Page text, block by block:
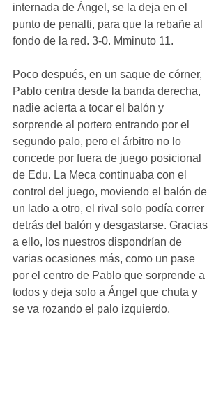
internada de Ángel, se la deja en el
punto de penalti, para que la rebañe al
fondo de la red. 3-0. Mminuto 11.
Poco después, en un saque de córner,
Pablo centra desde la banda derecha,
nadie acierta a tocar el balón y
sorprende al portero entrando por el
segundo palo, pero el árbitro no lo
concede por fuera de juego posicional
de Edu. La Meca continuaba con el
control del juego, moviendo el balón de
un lado a otro, el rival solo podía correr
detrás del balón y desgastarse. Gracias
a ello, los nuestros dispondrían de
varias ocasiones más, como un pase
por el centro de Pablo que sorprende a
todos y deja solo a Ángel que chuta y
se va rozando el palo izquierdo.